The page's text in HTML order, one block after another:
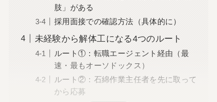
肢」がある
採用面接での確認方法（具体的に）
未経験から解体工になる4つのルート
ルート①：転職エージェント経由（最
速・最もオーソドックス）
ルート②：石綿作業主任者を先に取って
から応募